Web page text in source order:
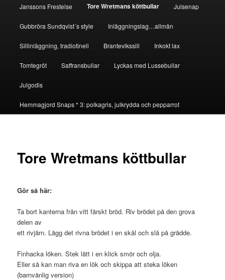
Janssons Frestelse Tore Wretmans köttbullar Julsenap
Gubbröra Sundqvist´s style Inläggningslag…allmän
Sillinläggning, tradiotinell Brantevikssill Inkokt lax
Tomtegröt Saffransbullar Lyckas med Lussebullar
Julgodis
Hemmagjord Snaps * 3: polkagris, julkrydda och pepparrot
Tore Wretmans köttbullar
Gör så här:
Ta bort kanterna från vitt färskt bröd. Riv brödet på den grova
delen av
ett rivjärn. Lägg det rivna brödet i en skål och slå på grädde.
Finhacka löken. Stek lätt i en klick smör och olja.
Eller så kan man riva en lök och skippa att steka löken
(barnvänlig version)